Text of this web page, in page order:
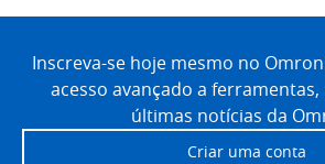
FooterInscreva-se hoje mesmo no
acesso avançado a ferramentas,
últimas notícias da
Criar uma conta